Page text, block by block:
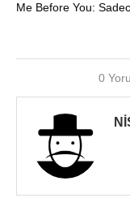
Me Before You:
0